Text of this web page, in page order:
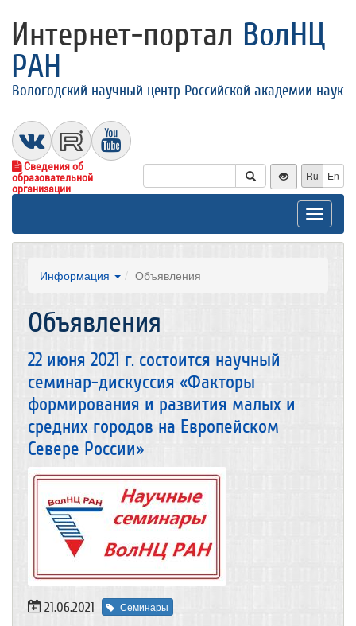
Интернет-портал ВолНЦ
РАН
Вологодский научный центр Российской академии наук
Сведения об
образовательной
организации
Ru En
Toggle
Информация Объявления
Объявления
22 июня 2021 г. состоится научный
семинар-дискуссия «Факторы
формирования и развития малых и
средних городов на Европейском
Севере России»
21.06.2021 Семинары